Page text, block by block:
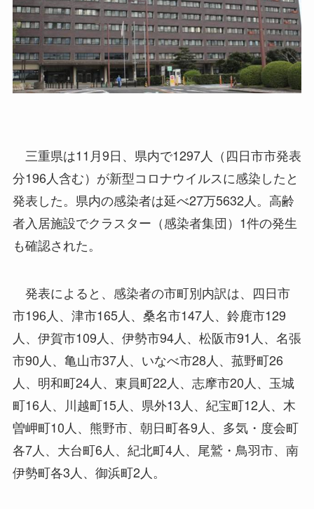
三重県は11月9日、県内で1297人（四日市市発表
分196人含む）が新型コロナウイルスに感染したと
発表した。県内の感染者は延べ27万5632人。高齢
者入居施設でクラスター（感染者集団）1件の発生
も確認された。
発表によると、感染者の市町別内訳は、四日市
市196人、津市165人、桑名市147人、鈴鹿市129
人、伊賀市109人、伊勢市94人、松阪市91人、名張
市90人、亀山市37人、いなべ市28人、菰野町26
人、明和町24人、東員町22人、志摩市20人、玉城
町16人、川越町15人、県外13人、紀宝町12人、木
曽岬町10人、熊野市、朝日町各9人、多気・度会町
各7人、大台町6人、紀北町4人、尾鷲・鳥羽市、南
伊勢町各3人、御浜町2人。